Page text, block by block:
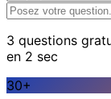
3 questions
en 2 sec
30+